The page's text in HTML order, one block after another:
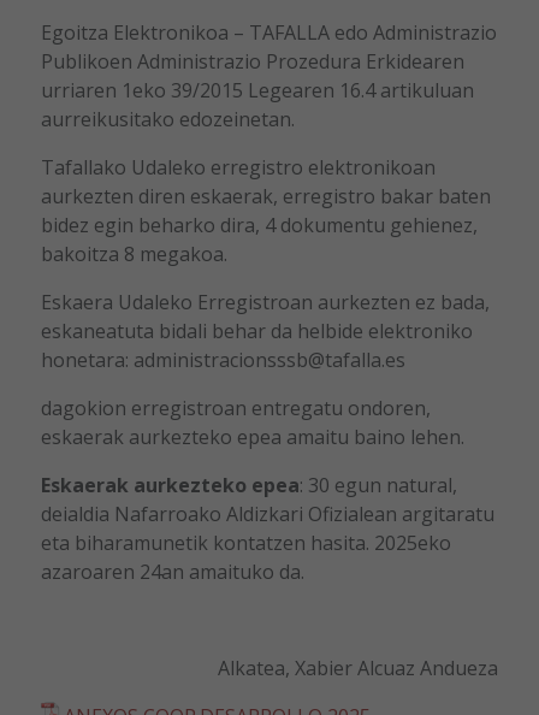
Egoitza Elektronikoa – TAFALLA edo Administrazio
Publikoen Administrazio Prozedura Erkidearen
urriaren 1eko 39/2015 Legearen 16.4 artikuluan
aurreikusitako edozeinetan.
Tafallako Udaleko erregistro elektronikoan
aurkezten diren eskaerak, erregistro bakar baten
bidez egin beharko dira, 4 dokumentu gehienez,
bakoitza 8 megakoa.
Eskaera Udaleko Erregistroan aurkezten ez bada,
eskaneatuta bidali behar da helbide elektroniko
honetara: administracionsssb@tafalla.es
dagokion erregistroan entregatu ondoren,
eskaerak aurkezteko epea amaitu baino lehen.
Eskaerak aurkezteko epea: 30 egun natural,
deialdia Nafarroako Aldizkari Ofizialean argitaratu
eta biharamunetik kontatzen hasita. 2025eko
azaroaren 24an amaituko da.
Alkatea, Xabier Alcuaz Andueza